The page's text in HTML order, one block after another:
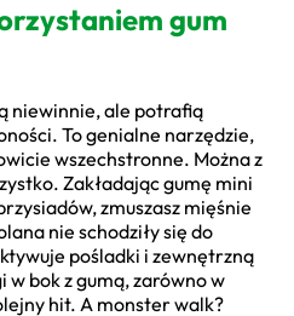
gum
niewinnie, ale potrafią
To genialne narzędzie,
wszechstronne. Można z
Zakładając gumę mini
zmuszasz mięśnie
nie schodziły się do
pośladki i zewnętrzną
w bok z gumą, zarówno w
hit. A monster walk?